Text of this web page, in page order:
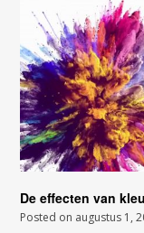
De effecten van
Posted on augustus 1,